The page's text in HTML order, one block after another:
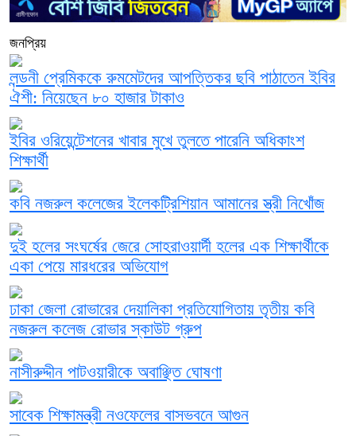
জনপ্রিয়
লন্ডনী প্রেমিককে রুমমেটদের আপত্তিকর ছবি পাঠাতেন ইবির
ঐশী: নিয়েছেন ৮০ হাজার টাকাও
ইবির ওরিয়েন্টেশনের খাবার মুখে তুলতে পারেনি অধিকাংশ
শিক্ষার্থী
কবি নজরুল কলেজের ইলেকট্রিশিয়ান আমানের স্ত্রী নিখোঁজ
দুই হলের সংঘর্ষের জেরে সোহরাওয়ার্দী হলের এক শিক্ষার্থীকে
একা পেয়ে মারধরের অভিযোগ
ঢাকা জেলা রোভারের দেয়ালিকা প্রতিযোগিতায় তৃতীয় কবি
নজরুল কলেজ রোভার স্কাউট গ্রুপ
নাসীরুদ্দীন পাটওয়ারীকে অবাঞ্ছিত ঘোষণা
সাবেক শিক্ষামন্ত্রী নওফেলের বাসভবনে আগুন